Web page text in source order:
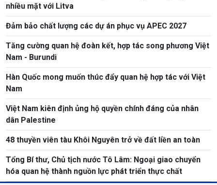
nhiều mặt với Litva
Đảm bảo chất lượng các dự án phục vụ APEC 2027
Tăng cường quan hệ đoàn kết, hợp tác song phương Việt
Nam - Burundi
Hàn Quốc mong muốn thúc đẩy quan hệ hợp tác với Việt
Nam
Việt Nam kiên định ủng hộ quyền chính đáng của nhân
dân Palestine
48 thuyền viên tàu Khôi Nguyên trở về đất liền an toàn
Tổng Bí thư, Chủ tịch nước Tô Lâm: Ngoại giao chuyển
hóa quan hệ thành nguồn lực phát triển thực chất